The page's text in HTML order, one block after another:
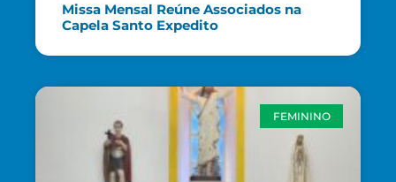
Missa Mensal Reúne Associados na
Capela Santo Expedito
FEMININO